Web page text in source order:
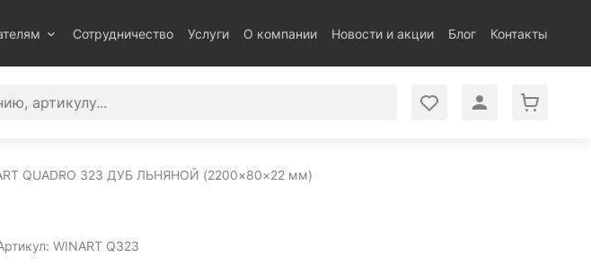
Сотрудничество Услуги О компании Новости и акции Блог Контакты
QUADRO 323 ДУБ ЛЬНЯНОЙ (2200×80×22 мм)
WINART Q323